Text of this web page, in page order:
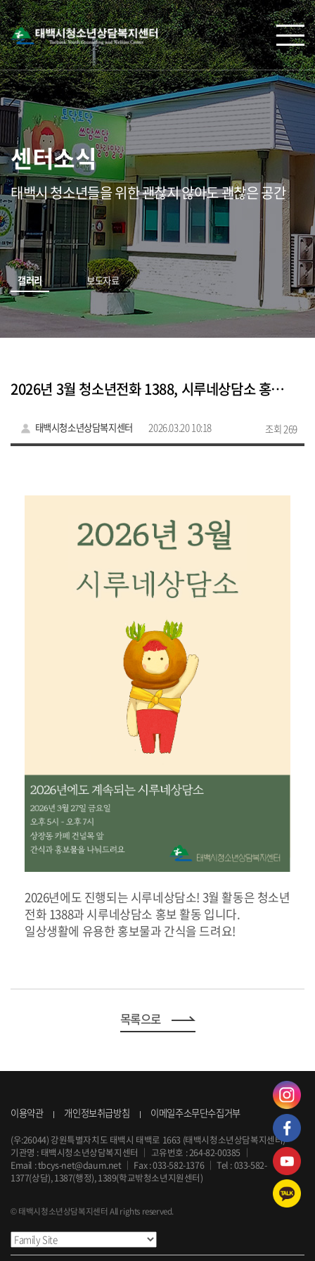
센터소식
태백시 청소년들을 위한 괜찮지 않아도 괜찮은 공간
갤러리 보도자료
2026년 3월 청소년전화 1388, 시루네상담소 홍보 활동
태백시청소년상담복지센터 2026.03.20 10:18 조회 269
2026년에도 진행되는 시루네상담소! 3월 활동은 청소년
전화 1388과 시루네상담소 홍보 활동 입니다.
일상생활에 유용한 홍보물과 간식을 드려요!
목록으로
이용약관 개인정보취급방침
이메일주소무단수집거부
(우:26044) 강원특별자치도 태백시 태백로 1663 (태백시청소년상담복지센터)
기관명 : 태백시청소년상담복지센터 ｜ 고유번호 : 264-82-00385 ｜
Email :tbcys-net@daum.net ｜ Fax : 033-582-1376｜Tel :033-582-
1377(상담), 1387(행정), 1389(학교밖청소년지원센터)
© 태백시청소년상담복지센터 All rights reserved.